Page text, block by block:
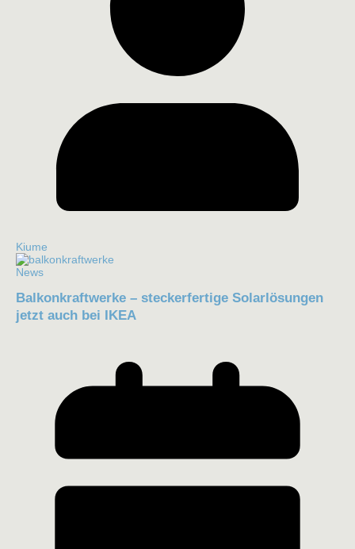
Kiume
News
Balkonkraftwerke – steckerfertige Solarlösungen
jetzt auch bei IKEA